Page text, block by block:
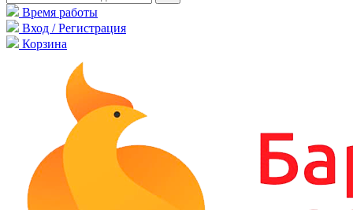
Время работы
Вход / Регистрация
Корзина